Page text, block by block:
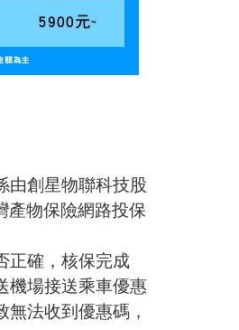
由創星物聯科技股
產物保險網路投保
正確，核保完成
機場接送乘車優惠
法收到優惠碼，